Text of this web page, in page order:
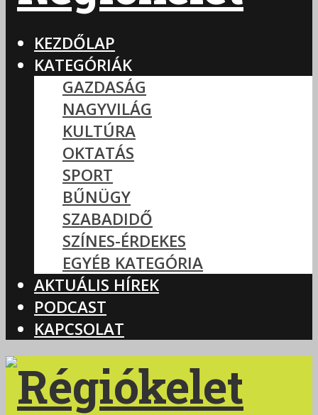
KEZDŐLAP
KATEGÓRIÁK
GAZDASÁG
NAGYVILÁG
KULTÚRA
OKTATÁS
SPORT
BŰNÜGY
SZABADIDŐ
SZÍNES-ÉRDEKES
EGYÉB KATEGÓRIA
AKTUÁLIS HÍREK
PODCAST
KAPCSOLAT